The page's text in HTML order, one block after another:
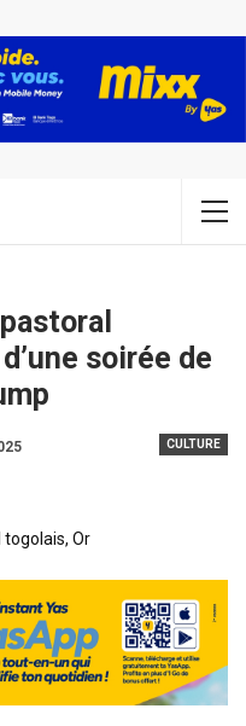
soirée de
CULTURE
togolais, Or